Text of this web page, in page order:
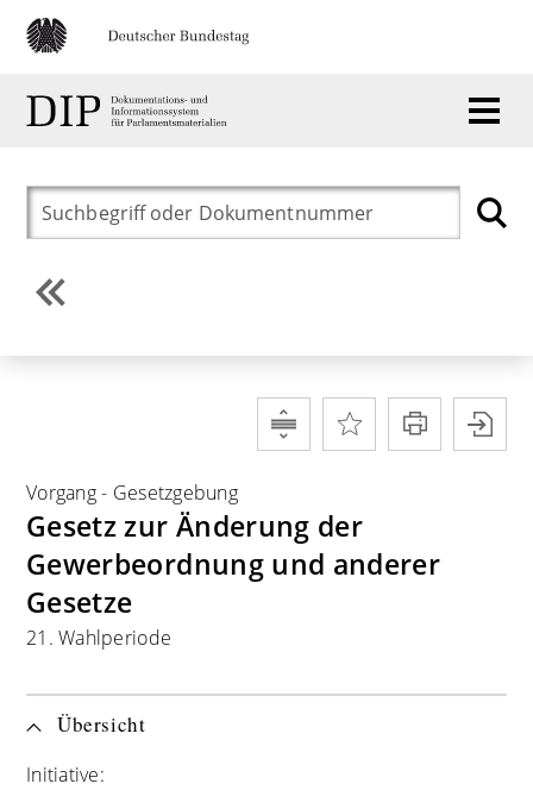
Vorgang- Gesetzgebung
Gesetz zur Änderung der
Gewerbeordnung und anderer
Gesetze
21. Wahlperiode
Übersicht
Initiative: